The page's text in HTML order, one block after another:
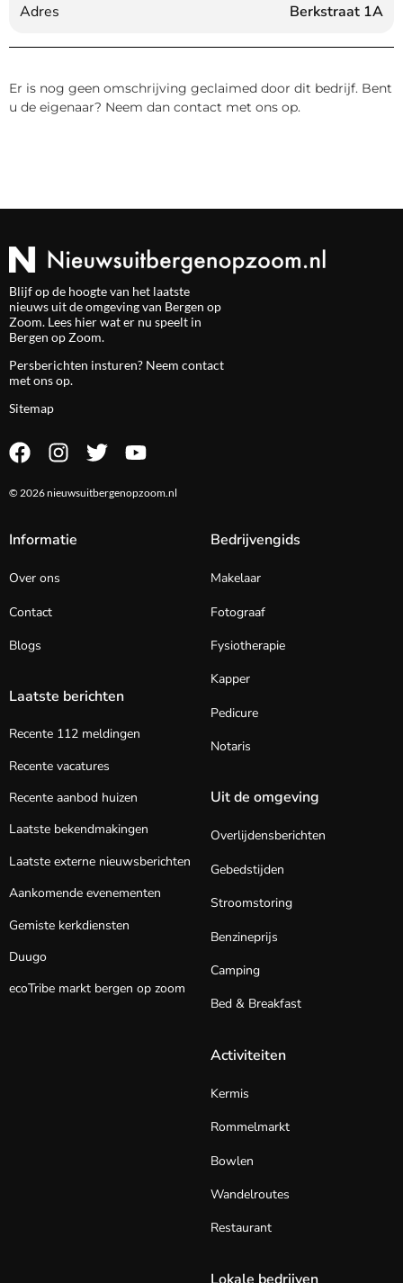
Adres Berkstraat 1A
Er is nog geen omschrijving geclaimed door dit bedrijf. Bent
u de eigenaar? Neem dan contact met ons op.
Blijf op de hoogte van het laatste
nieuws uit de omgeving van Bergen op
Zoom. Lees hier wat er nu speelt in
Bergen op Zoom.
Persberichten insturen? Neem contact
met ons op.
Sitemap
© 2026 nieuwsuitbergenopzoom.nl
Informatie
Over ons
Contact
Blogs
Laatste berichten
Recente 112 meldingen
Recente vacatures
Recente aanbod huizen
Laatste bekendmakingen
Laatste externe nieuwsberichten
Aankomende evenementen
Gemiste kerkdiensten
Duugo
ecoTribe markt bergen op zoom
Bedrijvengids
Makelaar
Fotograaf
Fysiotherapie
Kapper
Pedicure
Notaris
Uit de omgeving
Overlijdensberichten
Gebedstijden
Stroomstoring
Benzineprijs
Camping
Bed & Breakfast
Activiteiten
Kermis
Rommelmarkt
Bowlen
Wandelroutes
Restaurant